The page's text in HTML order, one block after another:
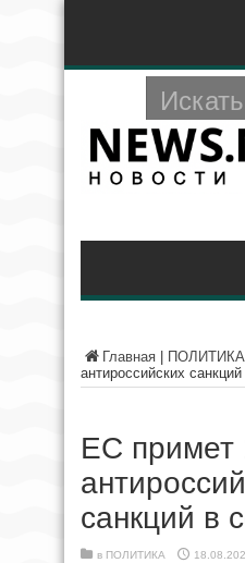
Главная ПОЛИТИКА
антироссийских
ЕС примет
санкций в
в ПОЛИТИКА